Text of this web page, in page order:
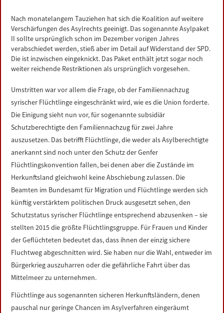
Nach monatelangem Tauziehen hat sich die Koalition auf weitere
Verschärfungen des Asylrechts geeinigt. Das sogenannte Asylpaket
II sollte ursprünglich schon im Dezember vorigen Jahres
verabschiedet werden, stieß aber im Detail auf Widerstand der SPD.
Die ist inzwischen eingeknickt. Das Paket enthält jetzt sogar noch
weiter reichende Restriktionen als ursprünglich vorgesehen.
Umstritten war vor allem die Frage, ob der Familiennachzug
syrischer Flüchtlinge eingeschränkt wird, wie es die Union forderte.
Die Einigung sieht nun vor, für sogenannte subsidiär
Schutzberechtigte den Familiennachzug für zwei Jahre
auszusetzen. Das betrifft Flüchtlinge, die weder als Asylberechtigte
anerkannt sind noch unter den Schutz der Genfer
Flüchtlingskonvention fallen, bei denen aber die Zustände im
Herkunftsland gleichwohl keine Abschiebung zulassen. Die
Beamten im Bundesamt für Migration und Flüchtlinge werden sich
künftig verstärktem politischen Druck ausgesetzt sehen, den
Schutzstatus syrischer Flüchtlinge entsprechend abzusenken – sie
stellten 2015 die größte Flüchtlingsgruppe. Für Frauen und Kinder
der Geflüchteten bedeutet das, dass ihnen der einzig sichere
Fluchtweg abgeschnitten wird. Sie haben nur die Wahl, entweder im
Bürgerkrieg auszuharren oder die gefährliche Fahrt über das
Mittelmeer zu unternehmen.
Flüchtlinge aus sogenannten sicheren Herkunftsländern, denen
pauschal nur geringe Chancen im Asylverfahren eingeräumt